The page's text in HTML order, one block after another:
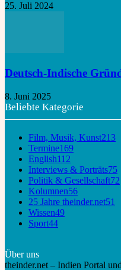
25. Juli 2024
Deutsch-Indische
8. Juni 2025
Beliebte Kategorie
Film, Musik, Kunst213
Termine169
English112
Interviews & Porträts75
Politik & Gesellschaft72
Kolumnen56
25 Jahre theinder.net51
Wissen49
Sport44
Über uns
theinder.net – Indien Portal